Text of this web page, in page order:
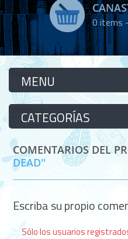
0items
Categorías
Categorías
COMENTARIOS DEL
DEAD
Escriba su propio
Sólo los usuarios